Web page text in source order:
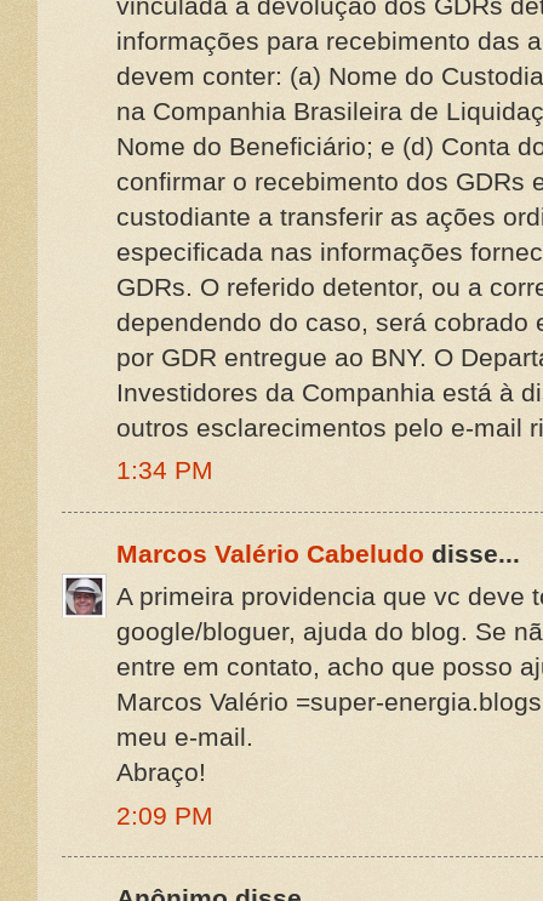
informações para recebimento das
devem conter: (a) Nome do
na Companhia Brasileira de
Nome do Beneficiário; e (d) Conta
confirmar o recebimento dos GDRs
custodiante a transferir as ações
especificada nas informações
GDRs. O referido detentor, ou a
dependendo do caso, será cobrado
por GDR entregue ao BNY. O
Investidores da Companhia está à
outros esclarecimentos pelo e-mail
1:34 PM
Marcos Valério Cabeludo disse...
A primeira providencia que vc deve
google/bloguer, ajuda do blog. Se
entre em contato, acho que posso
Marcos Valério =super-
meu e-mail.
Abraço!
2:09 PM